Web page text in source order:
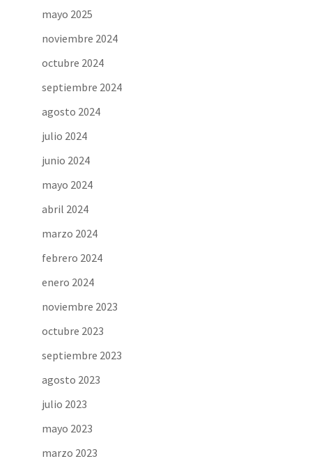
mayo 2025
noviembre 2024
octubre 2024
septiembre 2024
agosto 2024
julio 2024
junio 2024
mayo 2024
abril 2024
marzo 2024
febrero 2024
enero 2024
noviembre 2023
octubre 2023
septiembre 2023
agosto 2023
julio 2023
mayo 2023
marzo 2023